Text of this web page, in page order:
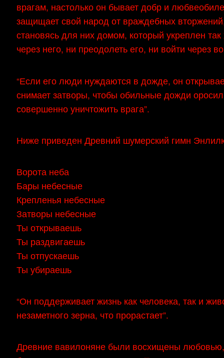
врагам, настолько он бывает добр и
защищает свой народ от враждебных
становясь для них домом, который укреплен
через него, ни преодолеть его, ни войти через
“Если его люди нуждаются в дожде, он
снимает затворы, чтобы обильные дожди
совершенно уничтожить врага”.
Ниже приведен Древний шумерский гимн
Ворота неба
Бары небесные
Крепленья небесные
Затворы небесные
Ты открываешь
Ты раздвигаешь
Ты отпускаешь
Ты убираешь
“Он поддерживает жизнь как человека, так и
незаметного зерна, что прорастает”.
Древние вавилоняне были восхищены